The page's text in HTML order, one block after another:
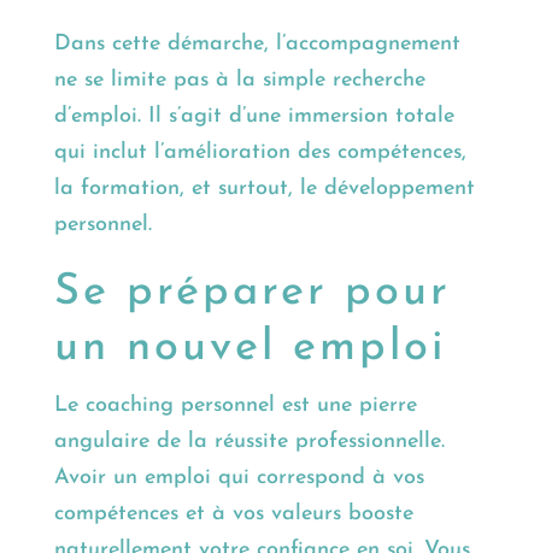
Dans cette démarche, l’accompagnement
ne se limite pas à la simple recherche
d’emploi. Il s’agit d’une immersion totale
qui inclut l’amélioration des compétences,
la formation, et surtout, le développement
personnel.
Se préparer pour
un nouvel emploi
Le coaching personnel est une pierre
angulaire de la réussite professionnelle.
Avoir un emploi qui correspond à vos
compétences et à vos valeurs booste